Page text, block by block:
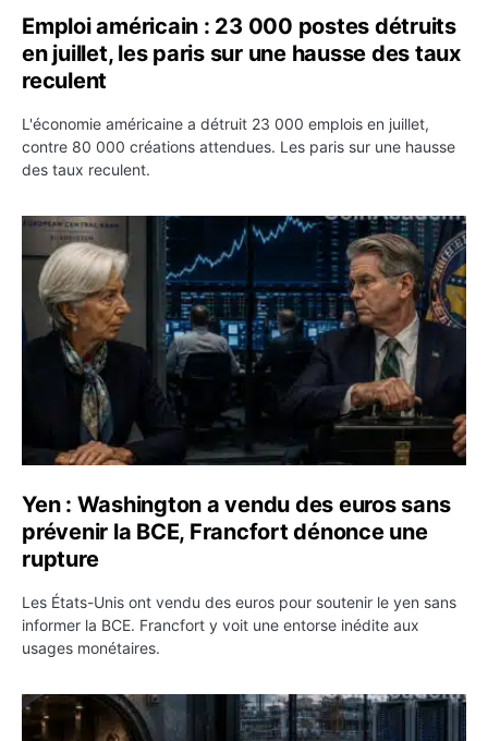
Emploi américain : 23 000 postes détruits
en juillet, les paris sur une hausse des taux
reculent
L'économie américaine a détruit 23 000 emplois en juillet,
contre 80 000 créations attendues. Les paris sur une hausse
des taux reculent.
Yen : Washington a vendu des euros sans prévenir la
Yen : Washington a vendu des euros sans
prévenir la BCE, Francfort dénonce une
rupture
Les États-Unis ont vendu des euros pour soutenir le yen sans
informer la BCE. Francfort y voit une entorse inédite aux
usages monétaires.
Jane Street négocie le transfert de 11 milliards de